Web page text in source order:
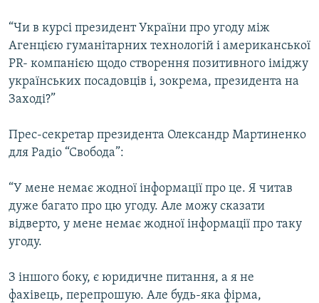
ДОЛУЧАЙСЯ!
Усі сайти RFE/RL
“Чи в курсі президент України про угоду між
Агенцією гуманітарних технологій і американської
PR- компанією щодо створення позитивного іміджу
українських посадовців і, зокрема, президента на
Заході?”
Прес-секретар президента Олександр Мартиненко
для Радіо “Свобода”:
“У мене немає жодної інформації про це. Я читав
дуже багато про цю угоду. Але можу сказати
відверто, у мене немає жодної інформації про таку
угоду.
З іншого боку, є юридичне питання, а я не
фахівець, перепрошую. Але будь-яка фірма,